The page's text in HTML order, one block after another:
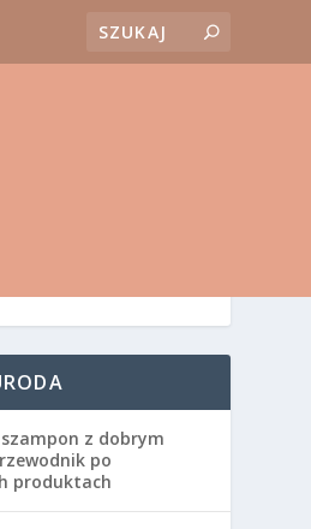
szampon z dobrym
po
produktach